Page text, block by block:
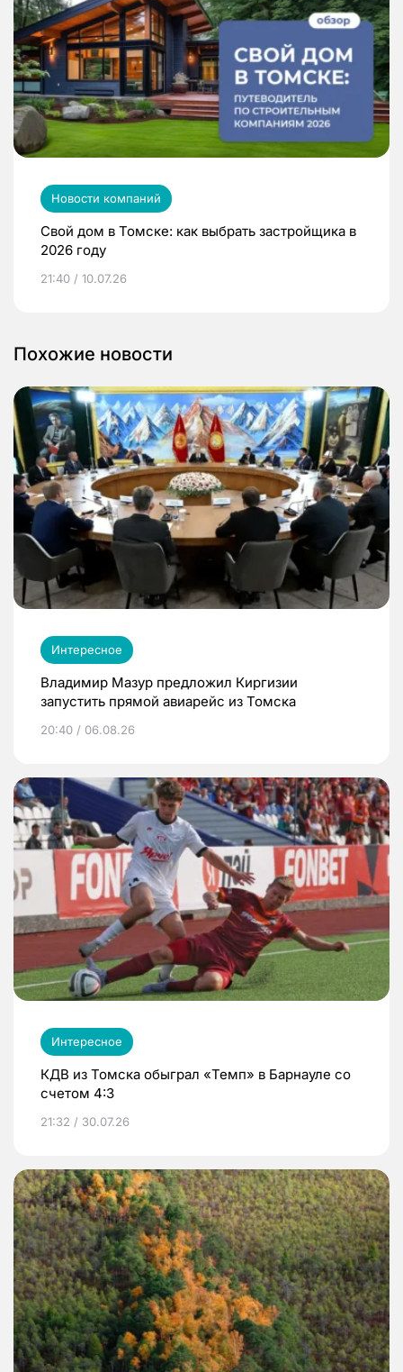
Новости компаний
Свой дом в Томске: как выбрать застройщика в
2026 году
21:40 / 10.07.26
Похожие новости
Интересное
Владимир Мазур предложил Киргизии
запустить прямой авиарейс из Томска
20:40 / 06.08.26
Интересное
КДВ из Томска обыграл «Темп» в Барнауле со
счетом 4:3
21:32 / 30.07.26